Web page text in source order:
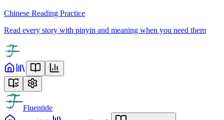
Chinese Reading Practice
Read every story with pinyin and meaning when you need them
Fluentide